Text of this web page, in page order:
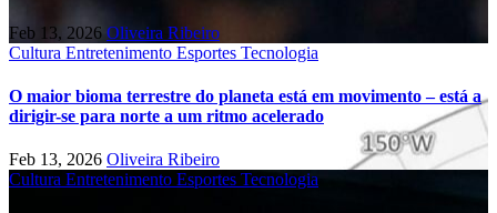
Feb 13, 2026 Oliveira Ribeiro
Cultura Entretenimento Esportes Tecnologia
O maior bioma terrestre do planeta está em movimento – está a
dirigir-se para norte a um ritmo acelerado
Feb 13, 2026 Oliveira Ribeiro
Cultura Entretenimento Esportes Tecnologia